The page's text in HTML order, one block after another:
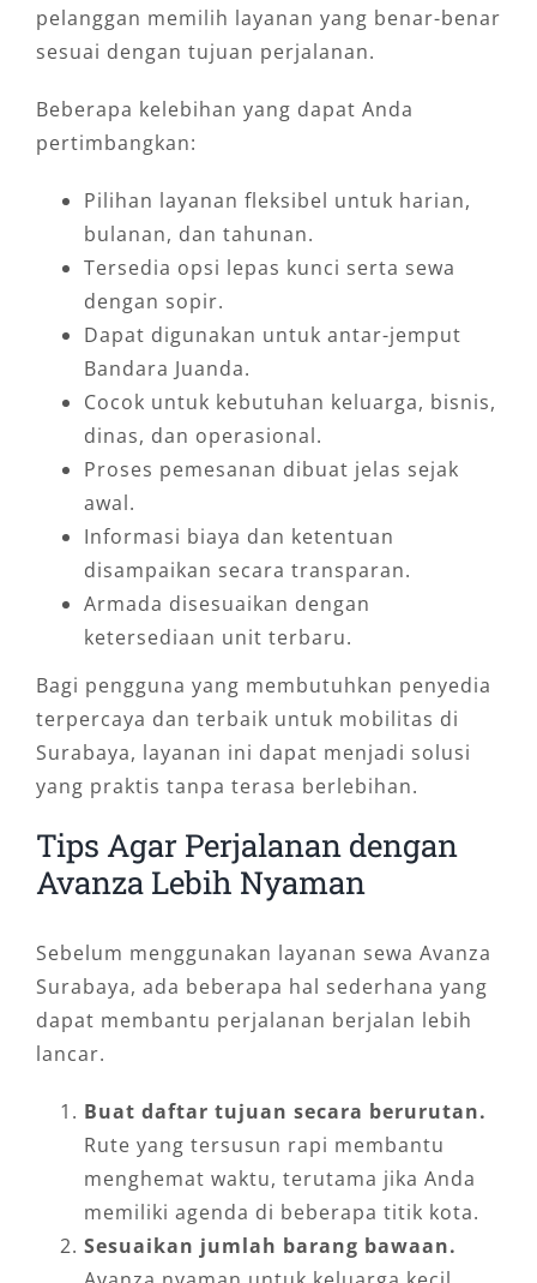
pelanggan memilih layanan yang benar-benar
sesuai dengan tujuan perjalanan.
Beberapa kelebihan yang dapat Anda
pertimbangkan:
Pilihan layanan fleksibel untuk harian,
bulanan, dan tahunan.
Tersedia opsi lepas kunci serta sewa
dengan sopir.
Dapat digunakan untuk antar-jemput
Bandara Juanda.
Cocok untuk kebutuhan keluarga, bisnis,
dinas, dan operasional.
Proses pemesanan dibuat jelas sejak
awal.
Informasi biaya dan ketentuan
disampaikan secara transparan.
Armada disesuaikan dengan
ketersediaan unit terbaru.
Bagi pengguna yang membutuhkan penyedia
terpercaya dan terbaik untuk mobilitas di
Surabaya, layanan ini dapat menjadi solusi
yang praktis tanpa terasa berlebihan.
Tips Agar Perjalanan dengan
Avanza Lebih Nyaman
Sebelum menggunakan layanan sewa Avanza
Surabaya, ada beberapa hal sederhana yang
dapat membantu perjalanan berjalan lebih
lancar.
Buat daftar tujuan secara berurutan.
Rute yang tersusun rapi membantu
menghemat waktu, terutama jika Anda
memiliki agenda di beberapa titik kota.
Sesuaikan jumlah barang bawaan.